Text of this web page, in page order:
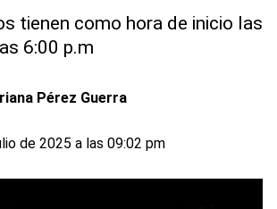
tienen como hora de inicio las
6:00 p.m
Pérez Guerra
de 2025 a las 09:02 pm